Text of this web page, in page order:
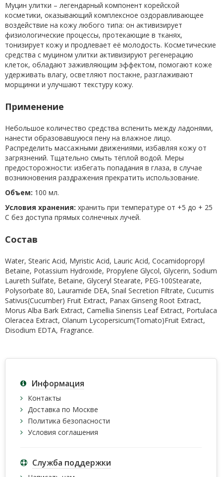
Муцин улитки – легендарный компонент корейской
косметики, оказывающий комплексное оздоравливающее
воздействие на кожу любого типа: он активизирует
физиологические процессы, протекающие в тканях,
тонизирует кожу и продлевает её молодость. Косметические
средства с муцином улитки активизируют регенерацию
клеток, обладают заживляющим эффектом, помогают коже
удерживать влагу, осветляют постакне, разглаживают
морщинки и улучшают текстуру кожу.
Применение
Небольшое количество средства вспенить между ладонями,
нанести образовавшуюся пену на влажное лицо.
Распределить массажными движениями, избавляя кожу от
загрязнений. Тщательно смыть тёплой водой. Меры
предосторожности: избегать попадания в глаза, в случае
возникновения раздражения прекратить использование.
Объем: 100 мл.
Условия хранения: хранить при температуре от +5 до + 25
С без доступа прямых солнечных лучей.
Состав
Water, Stearic Acid, Myristic Acid, Lauric Acid, Cocamidopropyl
Betaine, Potassium Hydroxide, Propylene Glycol, Glycerin, Sodium
Laureth Sulfate, Betaine, Glyceryl Stearate, PEG-100Stearate,
Polysorbate 80, Lauramide DEA, Snail Secretion Filtrate, Cucumis
Sativus(Cucumber) Fruit Extract, Panax Ginseng Root Extract,
Morus Alba Bark Extract, Camellia Sinensis Leaf Extract, Portulaca
Oleracea Extract, Olanum Lycopersicum(Tomato)Fruit Extract,
Disodium EDTA, Fragrance.
Информация
Контакты
Доставка по Москве
Политика безопасности
Условия соглашения
Служба поддержки